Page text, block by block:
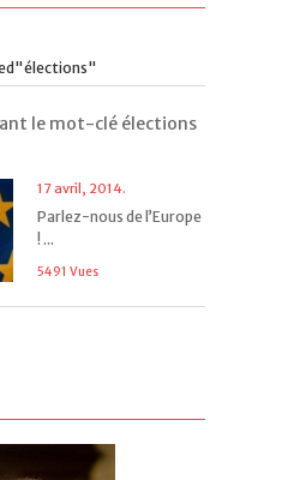
le mot-clé élections
17 avril, 2014.
Parlez-nous de l’Europe
! ...
5491 Vues